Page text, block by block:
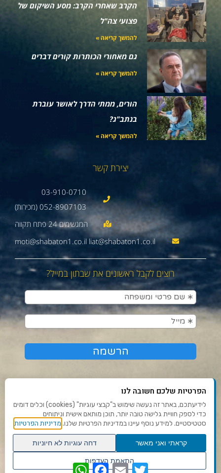
הקרב שאחרי הקרב: מסע השיקום של
פצועי צה"ל
להמשך קריאה »
גם מאחורי הכותרות קורים דברים
להמשך קריאה »
הורים, ממתי הדרך לאושר עוברת
בנתב"ג?
להמשך קריאה »
יצירת קשר
03-910-0710
052-8907103 (מכירות)
moti@shabaton1.co.il liat@shabaton1.co.il
רוצים לקבל ראשונים את שבתון במייל?
תנאי שימוש ומדיניות פרטיות
פנו אלינו
הצהרת נגישות
Ⓒ 2020 - כל הזכויות שמורות לשבתון WhatsAppFacebookEmailTwitter לראש
הפרטיות שלכם חשובה לנו
לידיעתכם, באתר זה נעשה שימוש ב"קבצי עוגיות" (cookies) וכלים דומים
כדי לספק חוויית גלישה טובה יותר, תוכן מותאם אישית וניתוחים
סטטיסטיים. למידע נוסף עיינו במדיניות הפרטיות שלנו. מדיניות הפרטיות
קראתי ואני מאשר
דחה עוגיות לא חיוניות
התאמת העדפות
שנו העדפות פרטיות